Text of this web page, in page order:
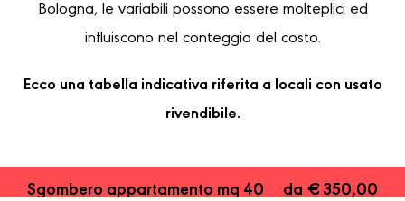
Bologna, le variabili possono essere molteplici ed
influiscono nel conteggio del costo.
Ecco una tabella indicativa riferita a locali con usato
rivendibile.
Sgombero appartamento mq 40
da € 350,00